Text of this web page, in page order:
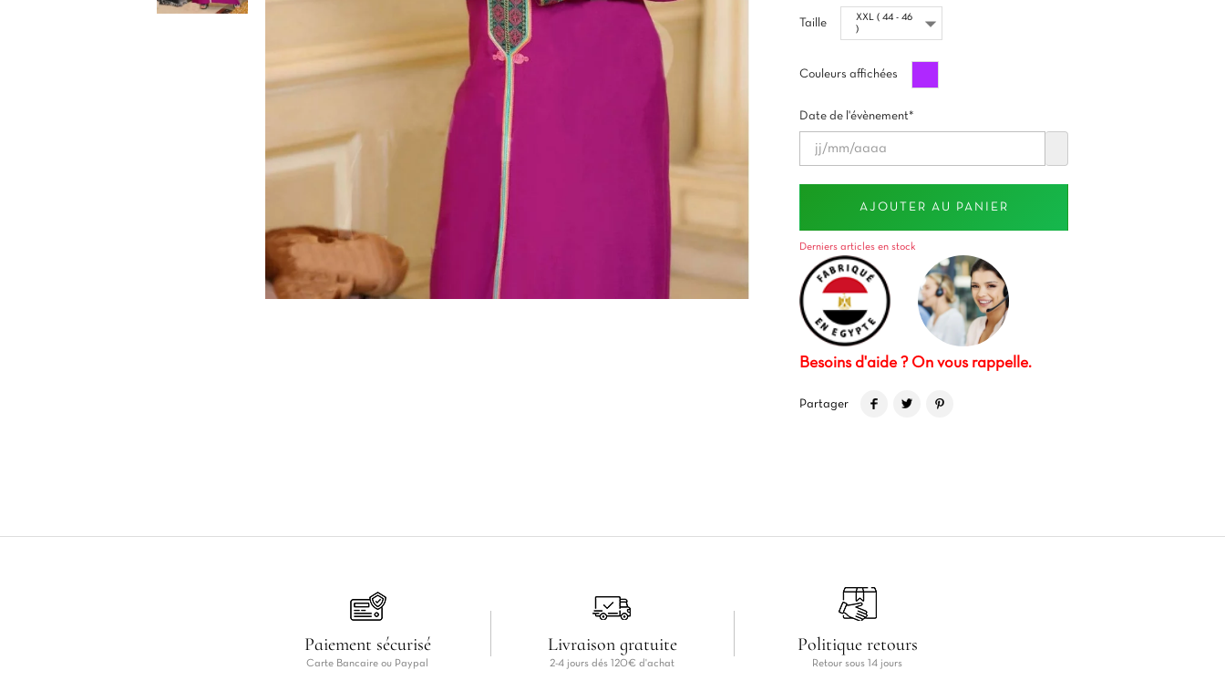
Taille
Couleurs affichées
Date de l'évènement*
AJOUTER AU PANIER
Derniers articles en stock
Besoins d'aide ? On vous rappelle.
Partager
Paiement sécurisé
Carte Bancaire ou Paypal
Livraison gratuite
2-4 jours dés 120€ d'achat
Politique retours
Retour sous 14 jours